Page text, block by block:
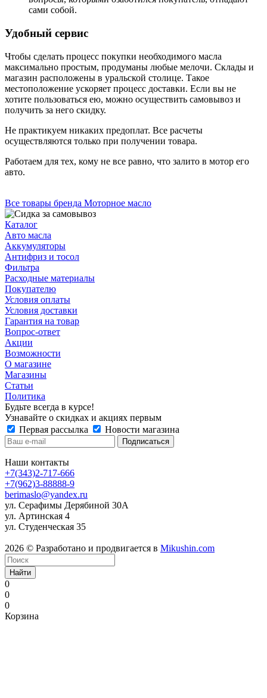
сами собой.
Удобный сервис
Чтобы сделать процесс покупки необходимого масла
максимально простым, продуманы любые мелочи. Склады и
магазин расположены в уральской столице. Такое
местоположение ускоряет процесс доставки. Если вы не
хотите пользоваться ею, можно осуществить самовывоз и
получить за него скидку.
Не практикуем никаких предоплат. Все расчеты
осуществляются только при получении товара.
Работаем для тех, кому не все равно, что залито в мотор его
авто.
Все товары бренда Моторное масло
Каталог
Авто масла
Аккумуляторы
Антифриз и тосол
Фильтра
Расходные материалы
Покупателю
Условия оплаты
Условия доставки
Гарантия на товар
Вопрос-ответ
Акции
Возможности
О магазине
Магазины
Статьи
Политика
Будьте всегда в курсе!
Узнавайте о скидках и акциях первым
Первая рассылка
Новости магазина
Наши контакты
+7(343)2-717-666
+7(962)3-88888-9
berimaslo@yandex.ru
ул. Серафимы Дерябиной 30А
ул. Артинская 4
ул. Студенческая 35
2026 © Разработано и продвигается в Mikushin.com
Найти
0
0
0
Корзина